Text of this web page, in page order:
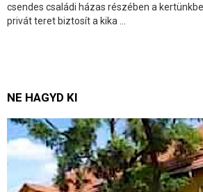
csendes családi házas részében a
privát teret biztosít a kika ...
NE HAGYD KI